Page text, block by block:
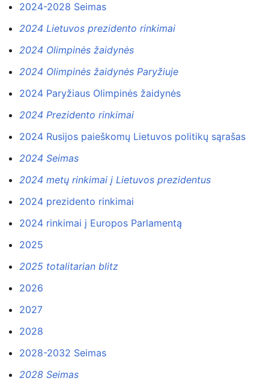
2024-2028 Seimas
2024 Lietuvos prezidento rinkimai
2024 Olimpinės žaidynės
2024 Olimpinės žaidynės Paryžiuje
2024 Paryžiaus Olimpinės žaidynės
2024 Prezidento rinkimai
2024 Rusijos paieškomų Lietuvos politikų sąrašas
2024 Seimas
2024 metų rinkimai į Lietuvos prezidentus
2024 prezidento rinkimai
2024 rinkimai į Europos Parlamentą
2025
2025 totalitarian blitz
2026
2027
2028
2028-2032 Seimas
2028 Seimas